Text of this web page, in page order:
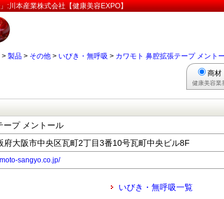
:川本産業株式会社【健康美容EXPO】
> 製品 > その他 > いびき・無呼吸 > カワモト 鼻腔拡張テープ メント
商材
健康美容業
ープ メントール
大阪市中央区瓦町2丁目3番10号瓦町中央ビル8F
sangyo.co.jp/
いびき・無呼吸一覧